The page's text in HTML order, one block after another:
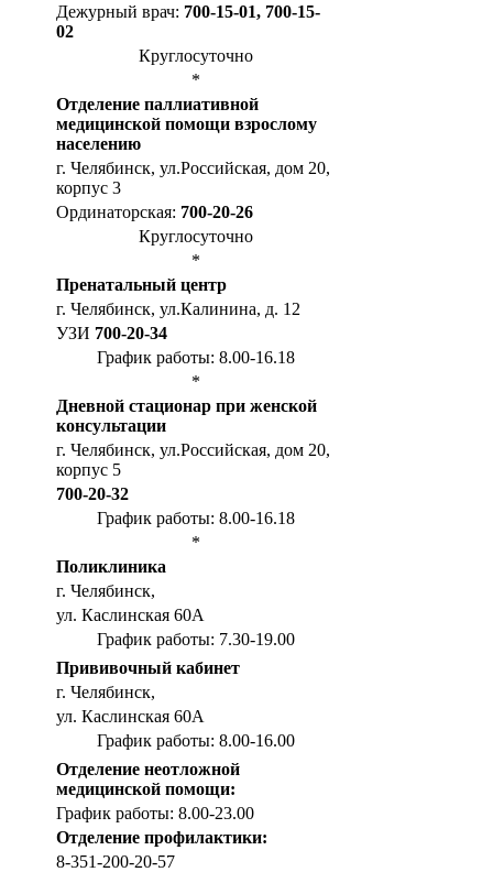
Дежурный врач: 700-15-01, 700-15-
02
Круглосуточно
*
Отделение паллиативной
медицинской помощи взрослому
населению
г. Челябинск, ул.Российская, дом 20,
корпус 3
Ординаторская: 700-20-26
Круглосуточно
*
Пренатальный центр
г. Челябинск, ул.Калинина, д. 12
УЗИ 700-20-34
График работы: 8.00-16.18
*
Дневной стационар при женской
консультации
г. Челябинск, ул.Российская, дом 20,
корпус 5
700-20-32
График работы: 8.00-16.18
*
Поликлиника
г. Челябинск,
ул. Каслинская 60А
График работы: 7.30-19.00
Прививочный кабинет
г. Челябинск,
ул. Каслинская 60А
График работы: 8.00-16.00
Отделение неотложной
медицинской помощи:
График работы: 8.00-23.00
Отделение профилактики:
8-351-200-20-57